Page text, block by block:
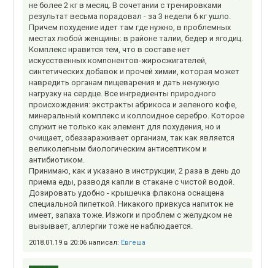
не более 2 кг в месяц. В сочетании с тренировками
результат весьма порадовал - за 3 недели 6 кг ушло.
Причем похудение идет там где нужно, в проблемных
местах любой женщины: в районе талии, бедер и ягодиц.
Комплекс нравится тем, что в составе нет
искусственных компонентов-жиросжигателей,
синтетических добавок и прочей химии, которая может
навредить органам пищеварения и дать ненужную
нагрузку на сердце. Все ингредиенты природного
происхождения: экстракты абрикоса и зеленого кофе,
минеральный комплекс и коллоидное серебро. Которое
служит не только как элемент для похудения, но и
очищает, обеззараживает организм, так как является
великолепным биологическим антисептиком и
антибиотиком.
Принимаю, как и указано в инструкции, 2 раза в день до
приема еды, разводя капли в стакане с чистой водой.
Дозировать удобно - крышечка флакона оснащена
специальной пипеткой. Никакого привкуса напиток не
имеет, запаха тоже. Изжоги и проблем с желудком не
вызывает, аллергии тоже не наблюдается.
2018.01.19 в 20:06 написал: Евгеша